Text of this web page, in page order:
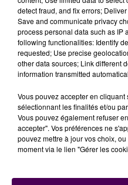
LA CHAUSSÉE A
detect fraud, and fix errors;
Save and communicate privacy
process personal data such as IP
following functionalities: Identify
requested; Use precise
other data sources; Link different
information transmitted
Vous pouvez accepter en cliquant
sélectionnant les finalités et/ou
Vous pouvez également refuser
accepter". Vos préférences ne
pouvez mettre à jour vos choix,
moment via le lien "Gérer les